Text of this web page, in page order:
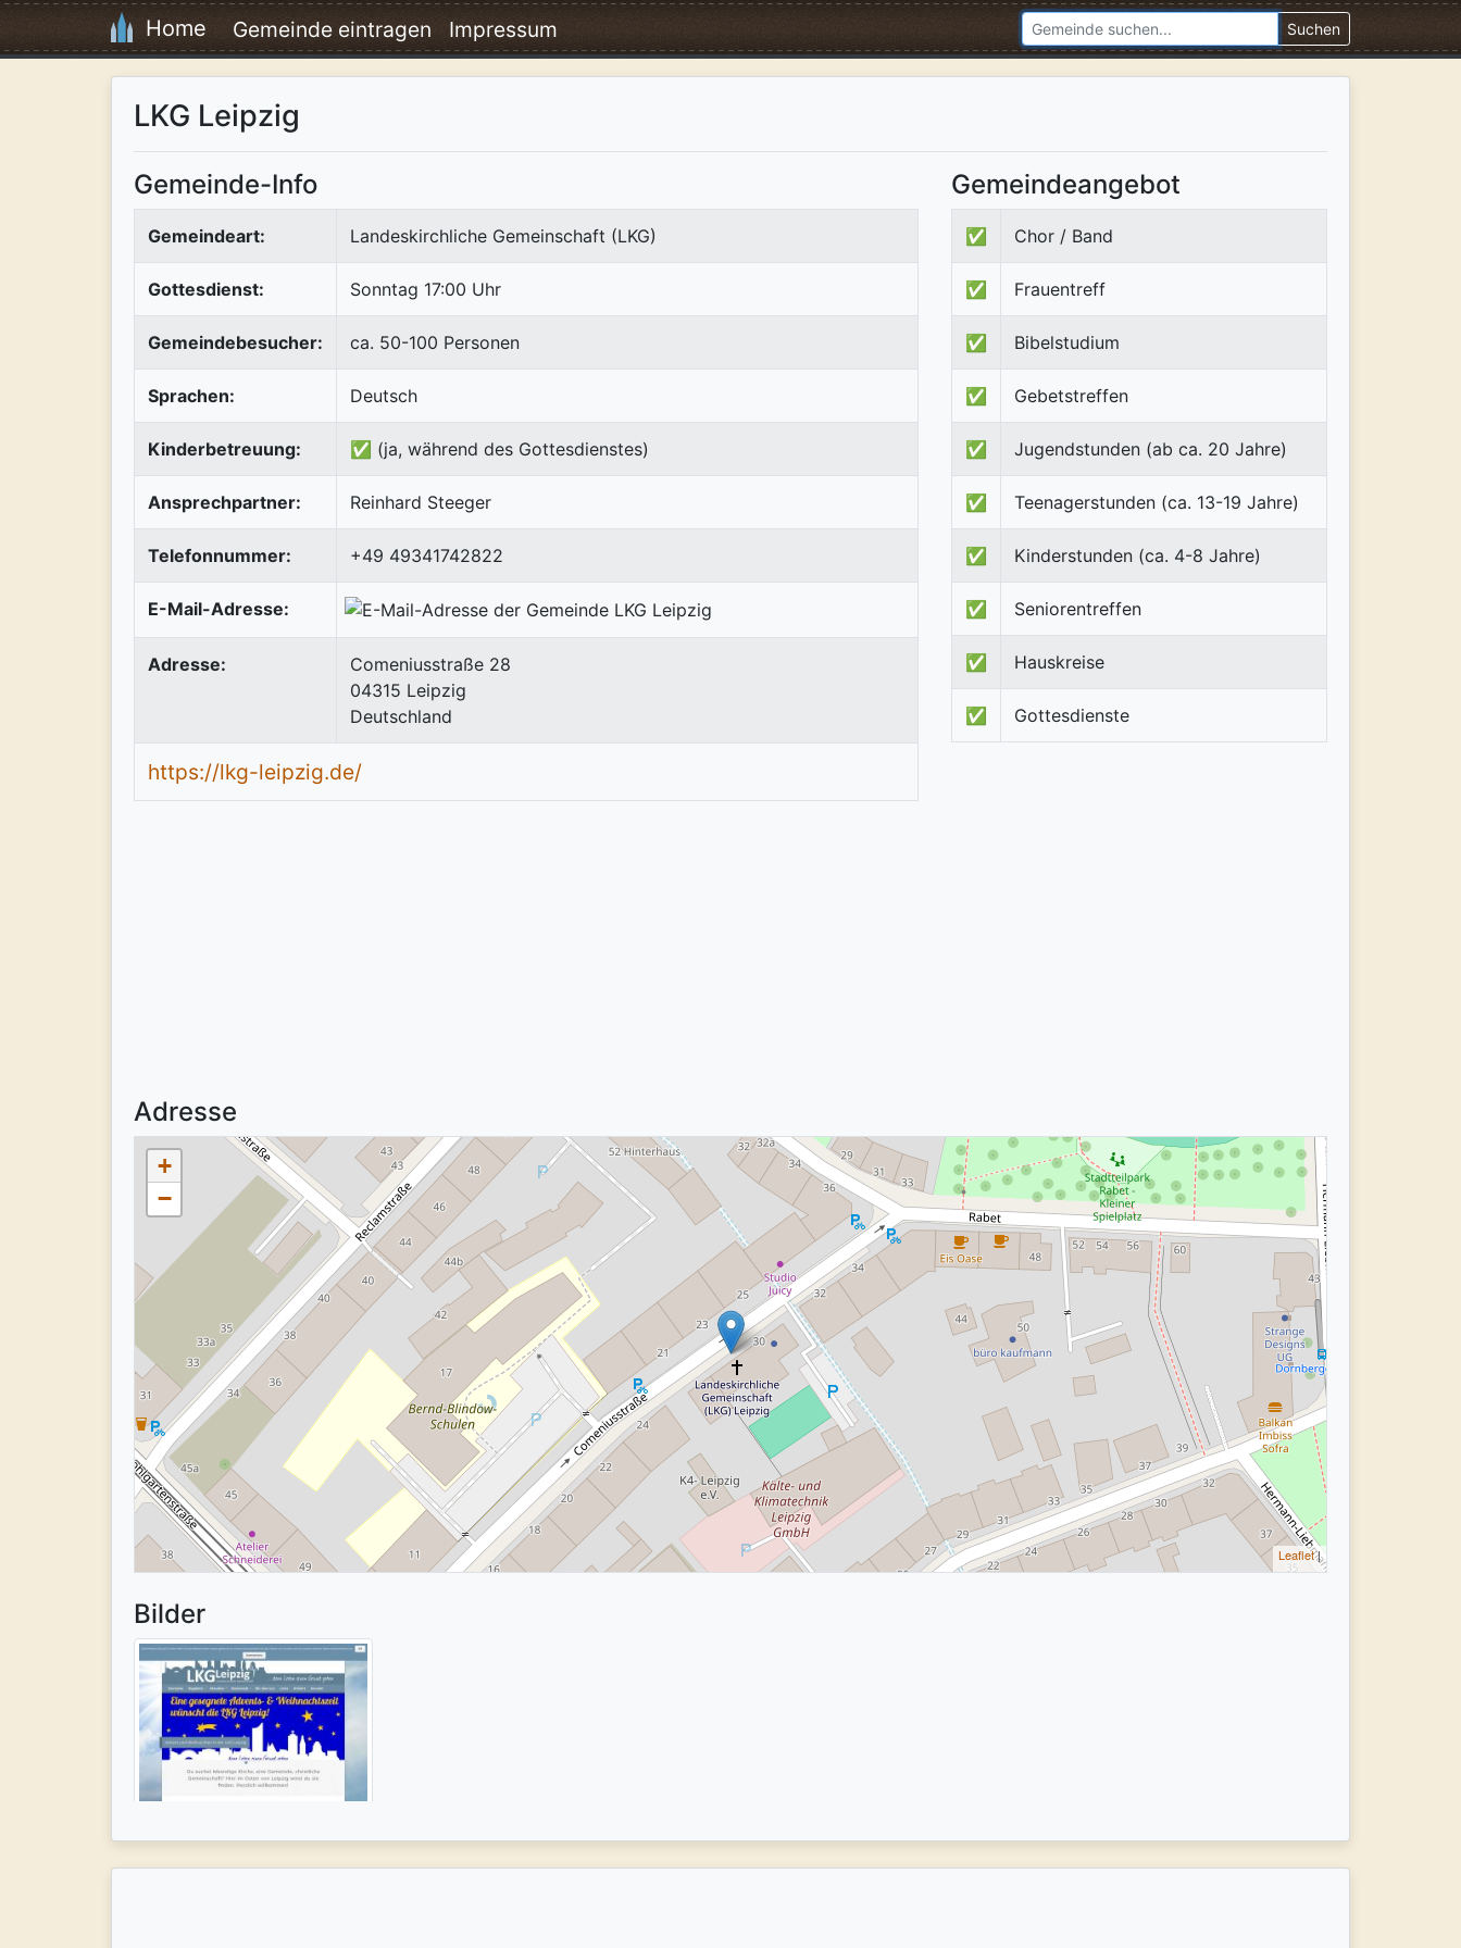
Home Gemeinde eintragen Impressum Suchen
LKG Leipzig
Gemeinde-Info
Gemeindeart: Landeskirchliche Gemeinschaft (LKG)
Gottesdienst: Sonntag 17:00 Uhr
Gemeindebesucher: ca. 50-100 Personen
Sprachen: Deutsch
Kinderbetreuung: ✅ (ja, während des Gottesdienstes)
Ansprechpartner: Reinhard Steeger
Telefonnummer: +49 49341742822
E-Mail-Adresse:
Adresse:
Comeniusstraße 28
04315 Leipzig
Deutschland
https://lkg-leipzig.de/
Gemeindeangebot
✅ Chor / Band
✅ Frauentreff
✅ Bibelstudium
✅ Gebetstreffen
✅ Jugendstunden (ab ca. 20 Jahre)
✅ Teenagerstunden (ca. 13-19 Jahre)
✅ Kinderstunden (ca. 4-8 Jahre)
✅ Seniorentreffen
✅ Hauskreise
✅ Gottesdienste
Adresse
+
−
Leaflet|
Bilder